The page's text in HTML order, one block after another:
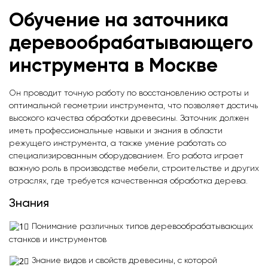
Обучение на заточника
деревообрабатывающего
инструмента в Москве
Он проводит точную работу по восстановлению остроты и
оптимальной геометрии инструмента, что позволяет достичь
высокого качества обработки древесины. Заточник должен
иметь профессиональные навыки и знания в области
режущего инструмента, а также умение работать со
специализированным оборудованием. Его работа играет
важную роль в производстве мебели, строительстве и других
отраслях, где требуется качественная обработка дерева.
Знания
Понимание различных типов деревообрабатывающих
станков и инструментов
Знание видов и свойств древесины, с которой